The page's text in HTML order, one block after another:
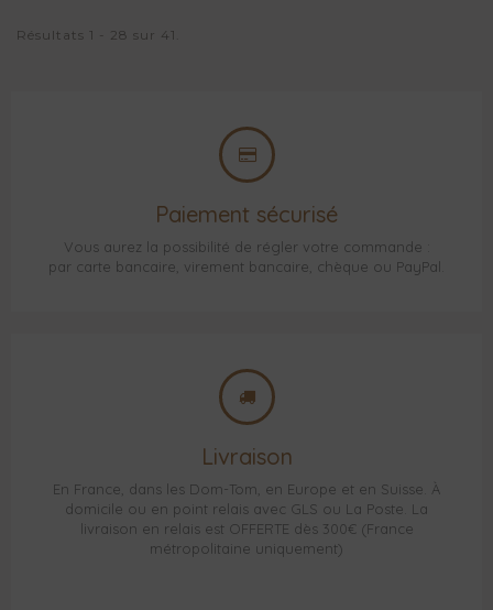
Résultats 1 - 28 sur 41.
Paiement sécurisé
Vous aurez la possibilité de régler votre commande :
par carte bancaire, virement bancaire, chèque ou PayPal.
Livraison
En France, dans les Dom-Tom, en Europe et en Suisse. À
domicile ou en point relais avec GLS ou La Poste. La
livraison en relais est OFFERTE dès 300€ (France
métropolitaine uniquement)